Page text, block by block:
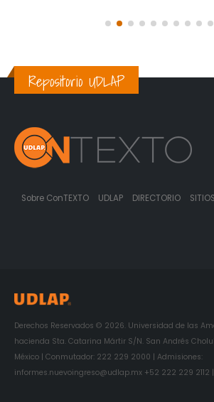
Repositorio UDLAP
Sobre ConTEXTO UDLAP DIRECTORIO
Derechos Reservados © 2026. Universidad de las
hacienda Sta. Catarina Mártir S/N. San Andrés
México | Conmutador: 222 229 2000 | Admisiones:
informes.nuevoingreso@udlap.mx +52 222 229 2112